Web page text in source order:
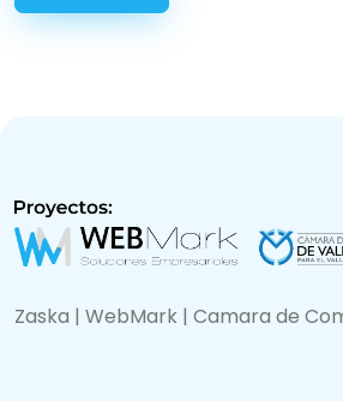
Zaska | WebMark | Camara de